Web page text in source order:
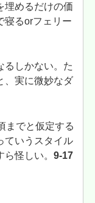
埋めるだけの価
寝るorフェリー
るしかない。た
、実に微妙なダ
までと仮定する
ていうスタイル
ら怪しい。9-17